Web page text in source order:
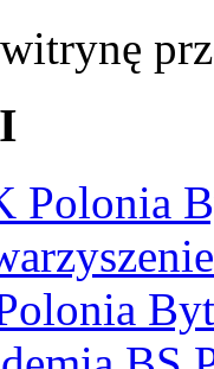
Polonia